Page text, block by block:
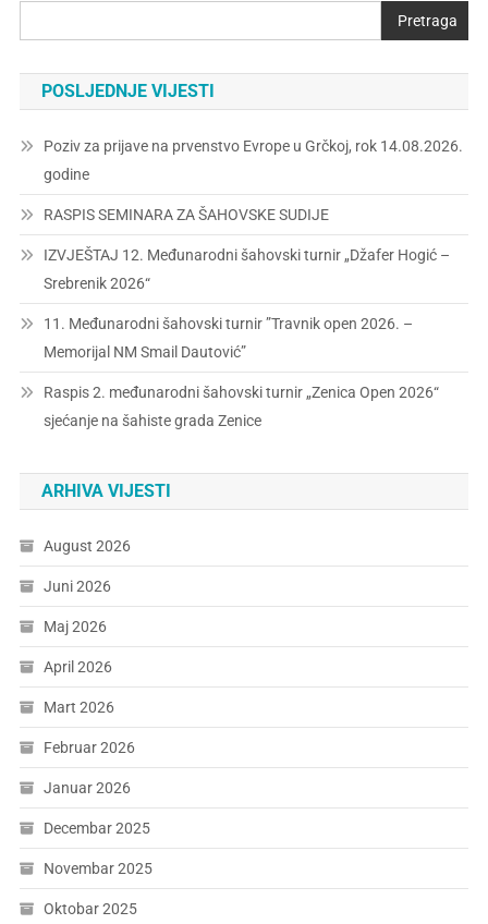
Pretraga
POSLJEDNJE VIJESTI
Poziv za prijave na prvenstvo Evrope u Grčkoj, rok 14.08.2026.
godine
RASPIS SEMINARA ZA ŠAHOVSKE SUDIJE
IZVJEŠTAJ 12. Međunarodni šahovski turnir „Džafer Hogić –
Srebrenik 2026“
11. Međunarodni šahovski turnir ”Travnik open 2026. –
Memorijal NM Smail Dautović”
Raspis 2. međunarodni šahovski turnir „Zenica Open 2026“
sjećanje na šahiste grada Zenice
ARHIVA VIJESTI
August 2026
Juni 2026
Maj 2026
April 2026
Mart 2026
Februar 2026
Januar 2026
Decembar 2025
Novembar 2025
Oktobar 2025